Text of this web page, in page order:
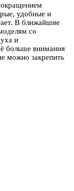
удобные и
В ближайшие
со
и
больше внимания
можно закрепить